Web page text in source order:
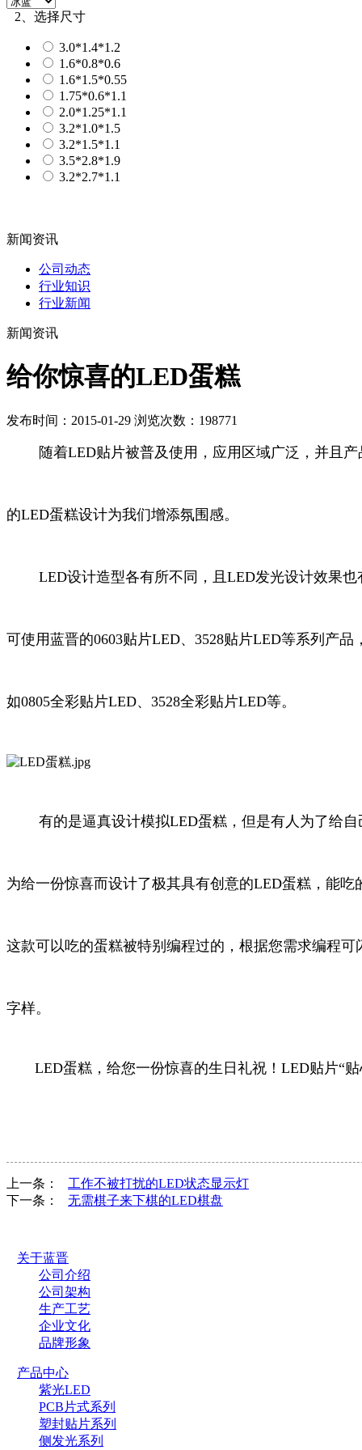
2、选择尺寸
3.0*1.4*1.2
1.6*0.8*0.6
1.6*1.5*0.55
1.75*0.6*1.1
2.0*1.25*1.1
3.2*1.0*1.5
3.2*1.5*1.1
3.5*2.8*1.9
3.2*2.7*1.1
新闻资讯
公司动态
行业知识
行业新闻
新闻资讯
给你惊喜的LED蛋糕
发布时间：2015-01-29 浏览次数：198771
随着LED贴片被普及使用，应用区域广泛，并且产
的LED蛋糕设计为我们增添氛围感。
LED设计造型各有所不同，且LED发光设计效果也
可使用蓝晋的0603贴片LED、3528贴片LED等系列产品
如0805全彩贴片LED、3528全彩贴片LED等。
有的是逼真设计模拟LED蛋糕，但是有人为了给自
为给一份惊喜而设计了极其具有创意的LED蛋糕，能吃
这款可以吃的蛋糕被特别编程过的，根据您需求编程可
字样。
LED蛋糕，给您一份惊喜的生日礼祝！LED贴片“贴
上一条： 工作不被打扰的LED状态显示灯
下一条： 无需棋子来下棋的LED棋盘
关于蓝晋
公司介绍
公司架构
生产工艺
企业文化
品牌形象
产品中心
紫光LED
PCB片式系列
塑封贴片系列
侧发光系列